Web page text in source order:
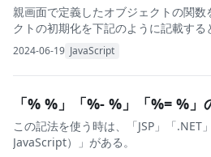
親画面で定義したオブジェクトの関数
クトの初期化を下記のように記載する
でした。 しかし、下記のようにオブジ
すると、「Uncaught Referenc
2024-06-19 JavaScript
「% %」「%- %」「%= %」
この記法を使う時は、「JSP」「.NET
JavaScript）」がある。